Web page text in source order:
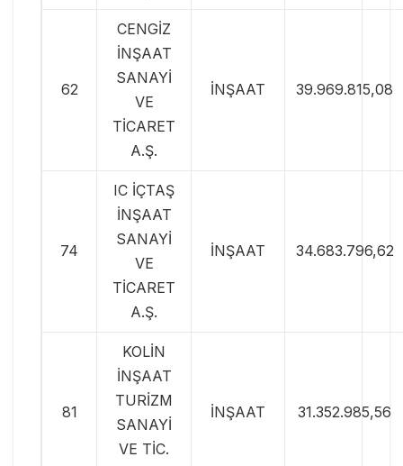
62
CENGİZ
İNŞAAT
SANAYİ
VE
TİCARET
A.Ş.
İNŞAAT 39.969.815,08
74
IC İÇTAŞ
İNŞAAT
SANAYİ
VE
TİCARET
A.Ş.
İNŞAAT 34.683.796,62
81
KOLİN
İNŞAAT
TURİZM
SANAYİ
VE TİC.
İNŞAAT 31.352.985,56